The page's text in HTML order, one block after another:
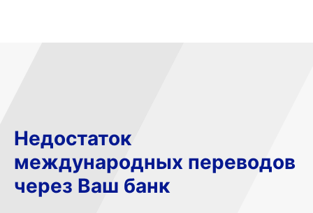
Недостаток
международных переводов
через Ваш банк